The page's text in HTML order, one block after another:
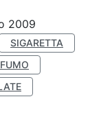
2009
SIGARETTA